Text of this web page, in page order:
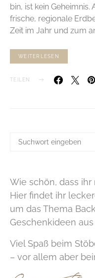
bin, ist kein
frische, regionale
Zeit im Jahr und zum
WEITERLESEN
TEILEN
SUCHE
Wie schön, dass
Hier findet ihr
um das Thema
Geschenkideen
Viel Spaß beim
– vor allem aber